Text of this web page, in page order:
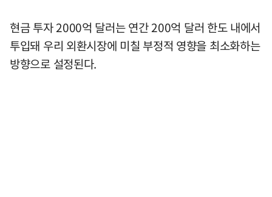
현금 투자 2000억 달러는 연간 200억 달러 한도 내에서
투입돼 우리 외환시장에 미칠 부정적 영향을 최소화하는
방향으로 설정된다.